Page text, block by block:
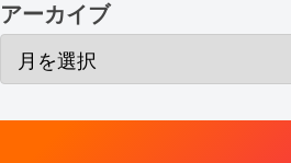
アーカイブ